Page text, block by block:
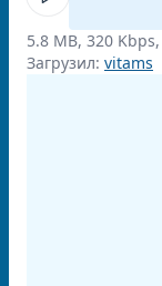
5.8 MB, 320
Загрузил: vitams